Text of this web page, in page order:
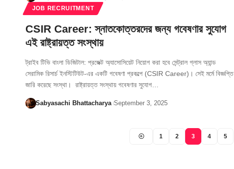
JOB RECRUITMENT
CSIR Career: স্নাতকোত্তরদের জন্য গবেষণার সুযোগ
এই রাষ্ট্রায়ত্ত সংস্থায়
ট্রাইব টিভি বাংলা ডিজিটাল: প্রজেক্ট অ্যাসোসিয়েট নিয়োগ করা হবে সেন্ট্রাল গ্লাস অ্যান্ড
সেরামিক রিসার্চ ইনস্টিটিউট-এর একটি গবেষণা প্রকল্পে (CSIR Career)। সেই মর্মে বিজ্ঞপ্তি
জারি করেছে সংস্থা। রাষ্ট্রায়ত্ত সংস্থায় গবেষণার সুযোগ…
Sabyasachi Bhattacharya September 3, 2025
1 2 3 4 5